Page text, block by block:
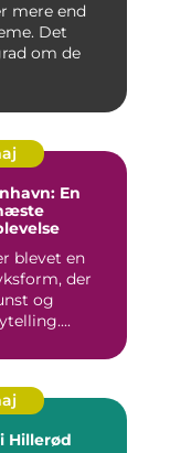
mere end
Det
om de
En
blevet en
der
og
Hillerød